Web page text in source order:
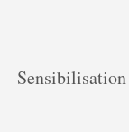
Sensibilisation